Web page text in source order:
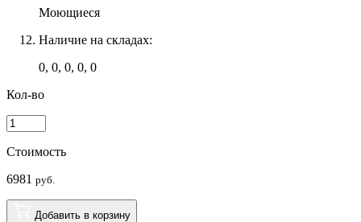
Моющиеся
Наличие на складах:
0, 0, 0, 0, 0
Кол-во
Стоимость
6981 руб.
Добавить в корзину